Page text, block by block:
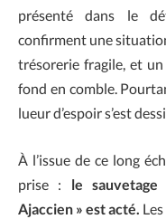
présenté dans le
confirment une
trésorerie fragile, et
fond en comble.
lueur d’espoir s’est
À l’issue de ce long
prise : le
Ajaccien » est acté.